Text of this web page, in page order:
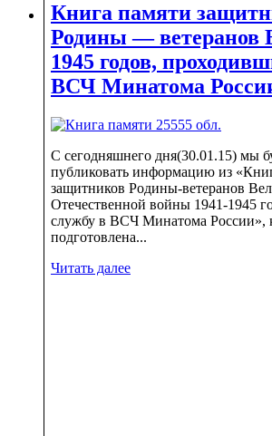
Книга памяти
Родины — ветеранов
1945 годов,
ВСЧ Минатома
С сегодняшнего дня(30.01.15) мы
публиковать информацию из
защитников Родины-ветеранов
Отечественной войны 1941-1945
службу в ВСЧ Минатома России»,
подготовлена...
Читать далее